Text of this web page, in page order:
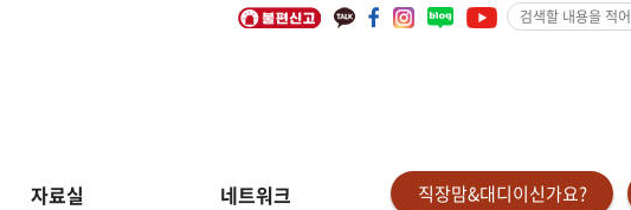
검
색
요
자료실 네트워크 직장맘&대디이신가요?